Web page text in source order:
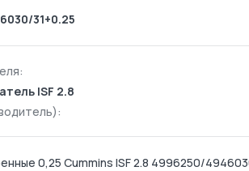
31+0.25
ISF 2.8
0,25 Cummins ISF 2.8 4996250/